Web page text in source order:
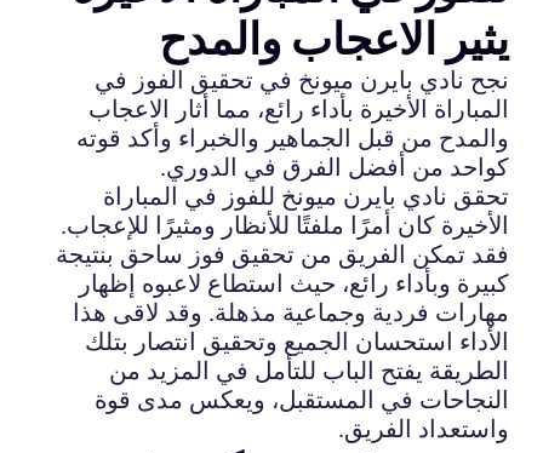
يثير الاعجاب والمدح
نجح نادي بايرن ميونخ في تحقيق الفوز في
المباراة الأخيرة بأداء رائع، مما أثار الاعجاب
والمدح من قبل الجماهير والخبراء وأكد قوته
كواحد من أفضل الفرق في الدوري.
تحقق نادي بايرن ميونخ للفوز في المباراة
الأخيرة كان أمرًا ملفتًا للأنظار ومثيرًا للإعجاب.
فقد تمكن الفريق من تحقيق فوز ساحق بنتيجة
كبيرة وبأداء رائع، حيث استطاع لاعبوه إظهار
مهارات فردية وجماعية مذهلة. وقد لاقى هذا
الأداء استحسان الجميع وتحقيق انتصار بتلك
الطريقة يفتح الباب للتأمل في المزيد من
النجاحات في المستقبل، ويعكس مدى قوة
واستعداد الفريق.